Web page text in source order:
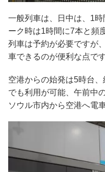
一般列車は、日中は、1
ーク時は1時間に7本と頻
列車は予約が必要ですが
車できるのが便利な点です
空港からの始発は5時台
でも利用が可能、午前中
ソウル市内から空港へ電